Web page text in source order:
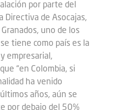
por parte del
Directiva de Asocajas,
uno de los
tiene como país es la
empresarial,
“en Colombia, si
ha venido
años, aún se
por debajo del 50%